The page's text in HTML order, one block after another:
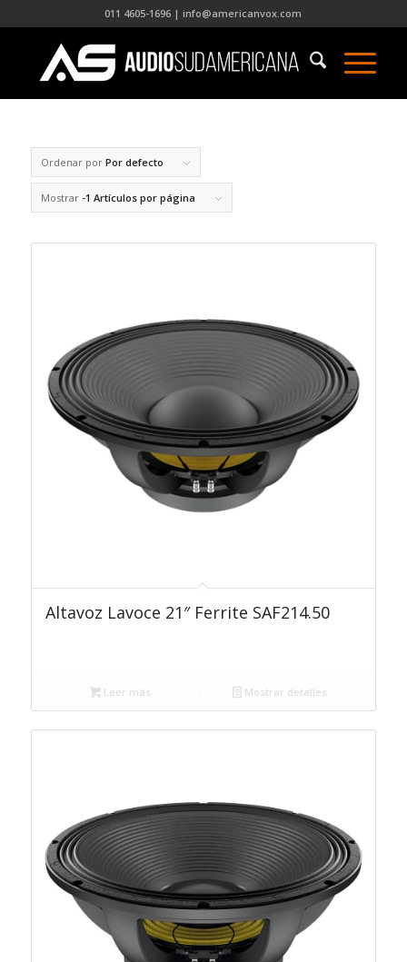
011 4605-1696 | info@americanvox.com
Ordenar por Por defecto
Mostrar -1 Artículos por página
Altavoz Lavoce 21″ Ferrite SAF214.50
Leer más Mostrar detalles